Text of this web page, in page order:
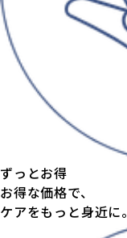
ずっとお得
お得な価格で、
ケアをもっと身近に。